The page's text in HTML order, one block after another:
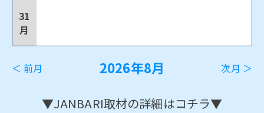
31
月
＜ 前月 2026年8月 次月 ＞
▼JANBARI取材の詳細はコチラ▼